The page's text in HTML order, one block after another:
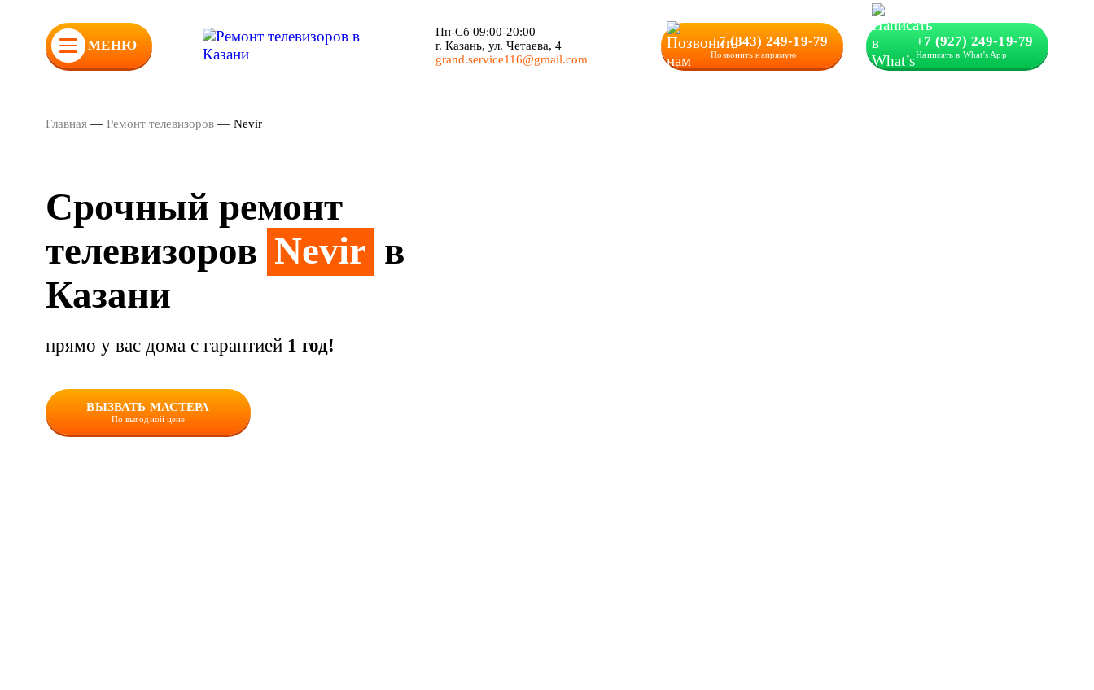
МЕНЮ
Пн-Сб 09:00-20:00
г. Казань, ул. Четаева, 4
grand.service116@gmail.com
+7 (843) 249-19-79
Позвонить напрямую
+7 (927) 249-19-79
Написать в What’s App
Главная — Ремонт телевизоров — Nevir
Срочный ремонт
телевизоров Nevir в
Казани
прямо у вас дома с гарантией 1 год!
ВЫЗВАТЬ МАСТЕРА
По выгодной цене